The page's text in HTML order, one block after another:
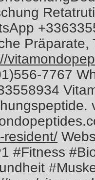
Präparate,
7767
resident/
#Fitness